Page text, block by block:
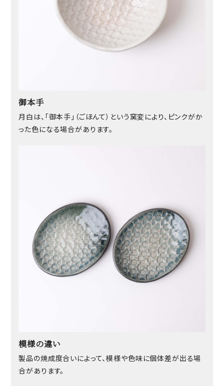
御本手
月白は、「御本手」（ごほんて）という窯変により、ピンクがか
った色になる場合があります。
模様の違い
製品の焼成度合いによって、模様や色味に個体差が出る場
合があります。